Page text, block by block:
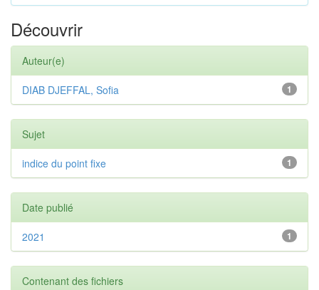
Découvrir
Auteur(e)
1
DIAB DJEFFAL, Sofia
Sujet
1
indice du point fixe
Date publié
1
2021
Contenant des fichiers